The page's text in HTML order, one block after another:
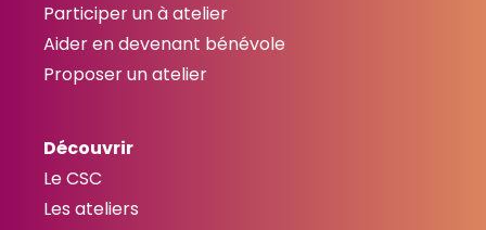
Participer un à atelier
Aider en devenant bénévole
Proposer un atelier
Découvrir
Le CSC
Les ateliers